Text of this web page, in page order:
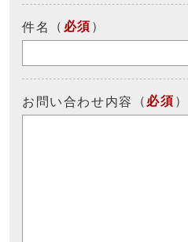
件名 （ 必須 ）
お問い合わせ内容 （ 必須 ）